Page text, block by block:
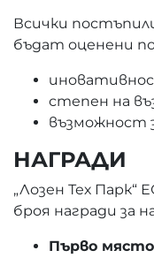
Всички
бъдат оценени
степен на
възможност
НАГРАДИ
„Лозен Тех
броя награди за
Първо място